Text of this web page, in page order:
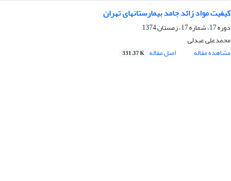
کیفیت مواد زائد جامد بیمارستانهای تهران
دوره 17، شماره 17، زمستان 1374
محمدعلی عبدلی
مشاهده مقاله
اصل مقاله 331.37 K